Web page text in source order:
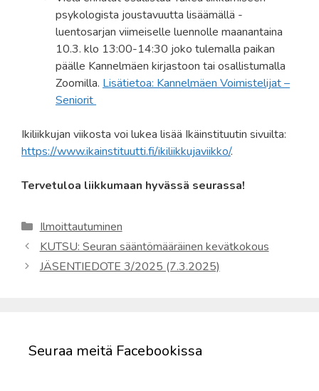
psykologista joustavuutta lisäämällä -
luentosarjan viimeiselle luennolle maanantaina
10.3. klo 13:00-14:30 joko tulemalla paikan
päälle Kannelmäen kirjastoon tai osallistumalla
Zoomilla. Lisätietoa: Kannelmäen Voimistelijat –
Seniorit
Ikiliikkujan viikosta voi lukea lisää Ikäinstituutin sivuilta:
https://www.ikainstituutti.fi/ikiliikkujaviikko/.
Tervetuloa liikkumaan hyvässä seurassa!
Kategoriat
Ilmoittautuminen
KUTSU: Seuran sääntömääräinen kevätkokous
JÄSENTIEDOTE 3/2025 (7.3.2025)
Seuraa meitä Facebookissa